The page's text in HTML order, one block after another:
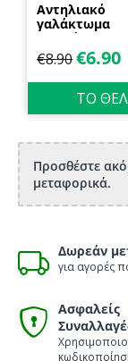
Αντηλιακό
γαλάκτωμα
προσώπου και
σώματος 70ml
Biosanto
€8.90€6.90
ΤΟ
Προσθέστε
μεταφορικά.
Δωρεάν
για αγορές
Ασφαλείς